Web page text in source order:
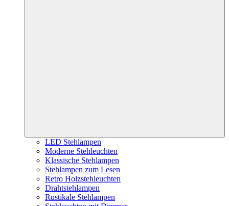
LED Stehlampen
Moderne Stehleuchten
Klassische Stehlampen
Stehlampen zum Lesen
Retro Holzstehleuchten
Drahtstehlampen
Rustikale Stehlampen